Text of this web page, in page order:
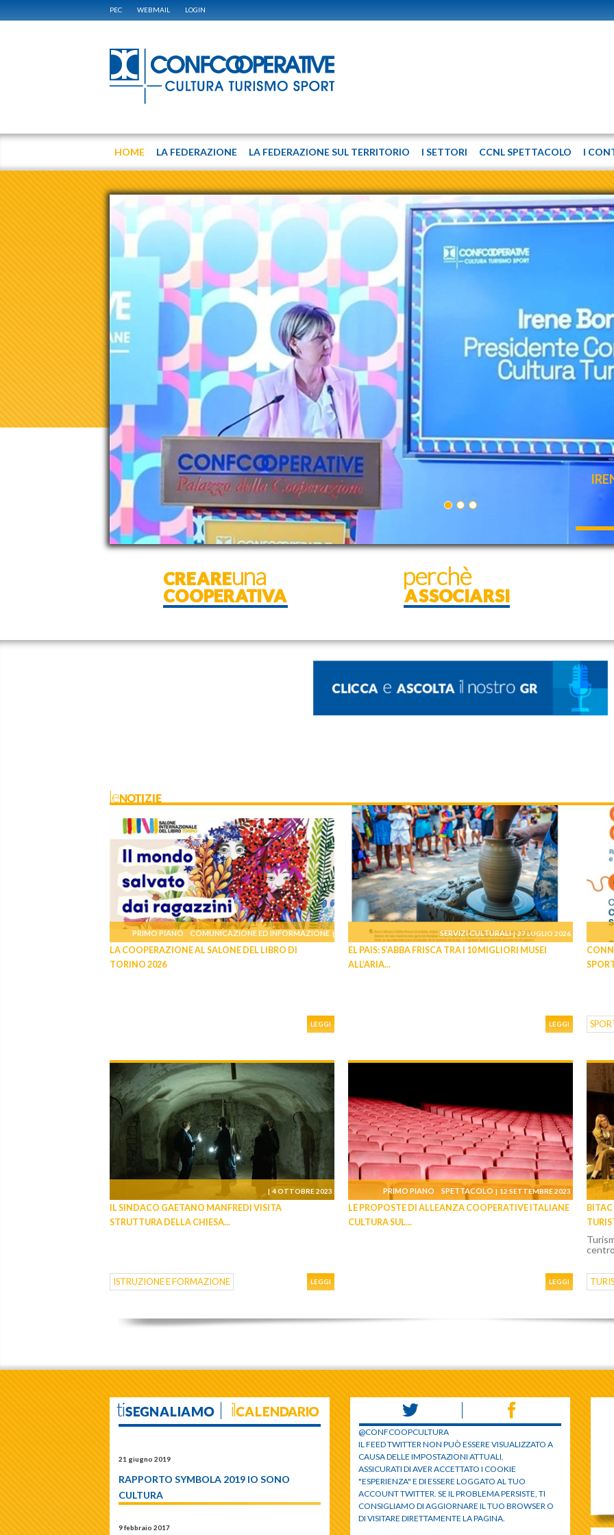
PEC WEBMAIL LOGIN
HOME LA FEDERAZIONE LA FEDERAZIONE SUL TERRITORIO I SETTORI CCNL SPETTACOLO I
CREAREuna
COOPERATIVA
perchè
ASSOCIARSI
leNOTIZIE
PRIMO PIANO COMUNICAZIONE ED INFORMAZIONE |
LA COOPERAZIONE AL SALONE DEL LIBRO DI
TORINO 2026
LEGGI
| 4 OTTOBRE 2023
IL SINDACO GAETANO MANFREDI VISITA
STRUTTURA DELLA CHIESA...
ISTRUZIONE E FORMAZIONE LEGGI
SERVIZI CULTURALI | 27 LUGLIO 2026
EL PAIS: S’ABBA FRISCA TRA I 10 MIGLIORI MUSEI
ALL’ARIA...
LEGGI
PRIMO PIANO SPETTACOLO | 12 SETTEMBRE 2023
LE PROPOSTE DI ALLEANZA COOPERATIVE ITALIANE
CULTURA SUL...
LEGGI
tiSEGNALIAMO ilCALENDARIO
21 giugno 2019
RAPPORTO SYMBOLA 2019 IO SONO
CULTURA
9 febbraio 2017
@CONFCOOPCULTURA
IL FEED TWITTER NON PUÒ ESSERE VISUALIZZATO A
CAUSA DELLE IMPOSTAZIONI ATTUALI.
ASSICURATI DI AVER ACCETTATO I COOKIE
"ESPERIENZA" E DI ESSERE LOGGATO AL TUO
ACCOUNT TWITTER. SE IL PROBLEMA PERSISTE, TI
CONSIGLIAMO DI AGGIORNARE IL TUO BROWSER O
DI VISITARE DIRETTAMENTE LA PAGINA.